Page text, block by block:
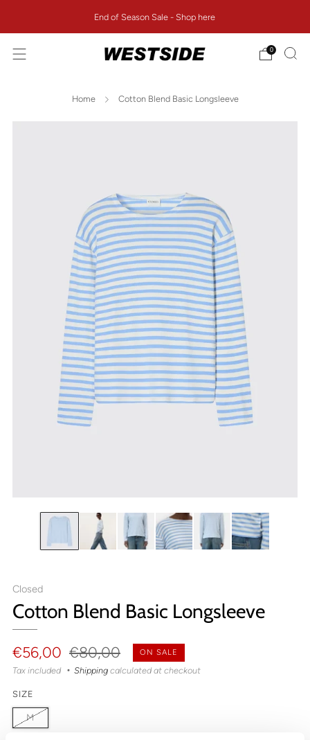
End of Season Sale - Shop here
0
Home Cotton Blend Basic Longsleeve
Closed
Cotton Blend Basic Longsleeve
Regular
price
€56,00 Sale
price
€80,00 ON SALE
Tax included Shipping calculated at checkout
SIZE
M